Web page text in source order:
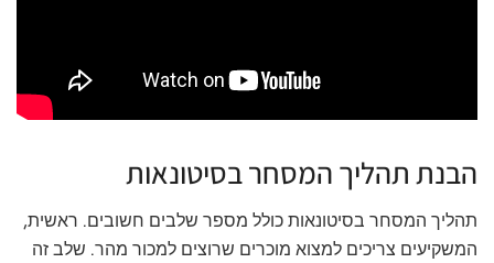
הבנת תהליך המסחר בסיטונאות
תהליך המסחר בסיטונאות כולל מספר שלבים חשובים. ראשית,
המשקיעים צריכים למצוא מוכרים שרוצים למכור מהר. שלב זה